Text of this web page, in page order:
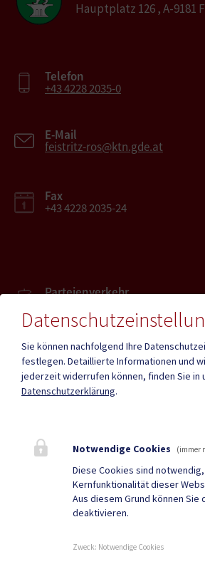
Hauptplatz 126 , A-9181
Telefon
+43 4228 2035-0
E-Mail
feistritz-ros@ktn.gde.at
Fax
+43 4228 2035-24
Parteienverkehr
Amtsstunden
Heute , Geschlossen
Quicklinks
Geko digital Gemeinde-
Neuigkeiten
Sie können nachfolgend Ihre
festlegen. Detaillierte Informationen und
jederzeit widerrufen können, finden Sie in
Datenschutzerklärung.
Notwendige Cookies (immer
Diese Cookies sind
Kernfunktionalität dieser
Aus diesem Grund können
deaktivieren.
Zweck: Notwendige Cookies